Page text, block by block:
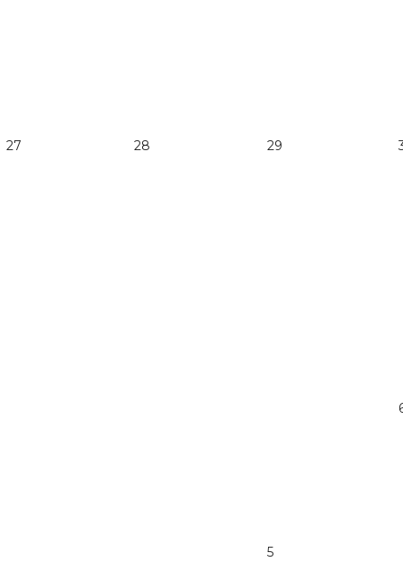
27 28 29
5